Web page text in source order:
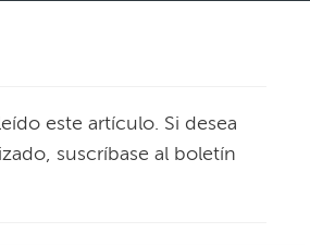
este artículo. Si desea
suscríbase al boletín